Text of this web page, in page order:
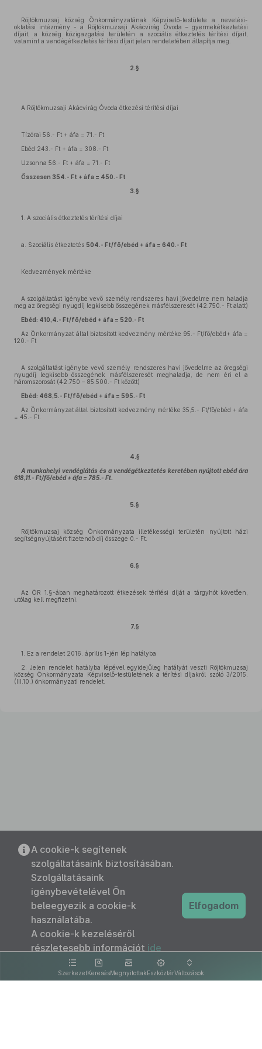
Röjtökmuzsaj község Önkormányzatának Képviselő-testülete a nevelési-
oktatási intézmény - a Röjtökmuzsaji Akácvirág Óvoda – gyermekétkeztetési
díjait, a község közigazgatási területén a szociális étkeztetés térítési díjait,
valamint a vendégétkeztetés térítési díjait jelen rendeletében állapítja meg.
2.§
A Röjtökmuzsaji Akácvirág Óvoda étkezési térítési díjai
Tízórai 56.- Ft + áfa = 71.- Ft
Ebéd 243.- Ft + áfa = 308.- Ft
Uzsonna 56.- Ft + áfa = 71.- Ft
Összesen 354.- Ft + áfa = 450.- Ft
3.§
1. A szociális étkeztetés térítési díjai
a. Szociális étkeztetés 504.- Ft/fő/ebéd + áfa = 640.- Ft
Kedvezmények mértéke
A szolgáltatást igénybe vevő személy rendszeres havi jövedelme nem haladja
meg az öregségi nyugdíj legkisebb összegének másfélszeresét (42.750.- Ft alatt)
Ebéd: 410,4.- Ft/fő/ebéd + áfa = 520.- Ft
Az Önkormányzat által biztosított kedvezmény mértéke 95.- Ft/fő/ebéd+ áfa =
120.- Ft
A szolgáltatást igénybe vevő személy rendszeres havi jövedelme az öregségi
nyugdíj legkisebb összegének másfélszeresét meghaladja, de nem éri el a
háromszorosát (42.750 – 85.500.- Ft között)
Ebéd: 468,5.- Ft/fő/ebéd + áfa = 595.- Ft
Az Önkormányzat által biztosított kedvezmény mértéke 35,5.- Ft/fő/ebéd + áfa
= 45.- Ft.
4.§
A munkahelyi vendéglátás és a vendégétkeztetés keretében nyújtott ebéd ára
618,11.- Ft/fő/ebéd + áfa = 785.- Ft.
5.§
Röjtökmuzsaj község Önkormányzata illetékességi területén nyújtott házi
segítségnyújtásért fizetendő díj összege 0.- Ft.
6.§
Az ÖR 1.§-ában meghatározott étkezések térítési díját a tárgyhót követően,
utólag kell megfizetni.
7.§
1. Ez a rendelet 2016. április 1-jén lép hatályba
2. Jelen rendelet hatályba lépével egyidejűleg hatályát veszti Röjtökmuzsaj
község Önkormányzata Képviselő-testületének a térítési díjakról szóló 3/2015.
(III.10.) önkormányzati rendelet.
SzerkezetKeresésMegnyitottakEszköztárVáltozások
A cookie-k segítenek
szolgáltatásaink biztosításában.
Szolgáltatásaink
igénybevételével Ön
beleegyezik a cookie-k
használatába.
A cookie-k kezeléséről
részletesebb információt ide
kattintva olvashat.
Elfogadom